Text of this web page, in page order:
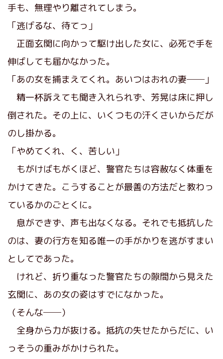
手も、無理やり離されてしまう。
「逃げるな、待てっ」
正面玄関に向かって駆け出した女に、必死で手を
伸ばしても届かなかった。
「あの女を捕まえてくれ。あいつはおれの妻──」
精一杯訴えても聞き入れられず、芳晃は床に押し
倒された。その上に、いくつもの汗くさいからだが
のし掛かる。
「やめてくれ、く、苦しい」
もがけばもがくほど、警官たちは容赦なく体重を
かけてきた。こうすることが最善の方法だと教わっ
ているかのごとくに。
息ができず、声も出なくなる。それでも抵抗した
のは、妻の行方を知る唯一の手がかりを逃がすまい
としてであった。
けれど、折り重なった警官たちの隙間から見えた
玄関に、あの女の姿はすでになかった。
（そんな──）
全身から力が抜ける。抵抗の失せたからだに、い
っそうの重みがかけられた。